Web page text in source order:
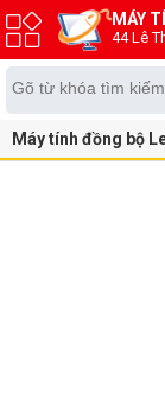
MÁY
44 Lê
Máy tính đồng bộ